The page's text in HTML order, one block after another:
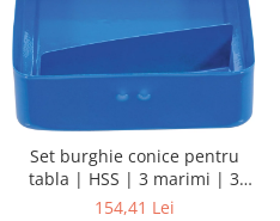
Set burghie conice pentru
tabla | HSS | 3 marimi | 3
piese
154,41 Lei